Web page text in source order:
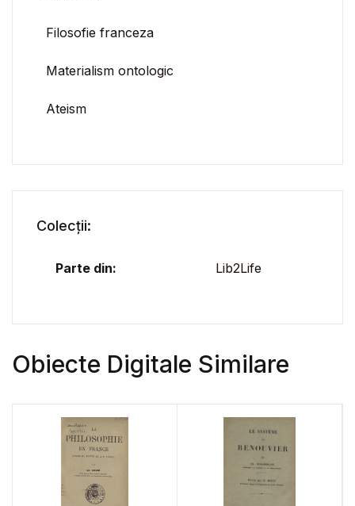
Filosofie franceza
Materialism ontologic
Ateism
Colecții:
Parte din: Lib2Life
Obiecte Digitale Similare